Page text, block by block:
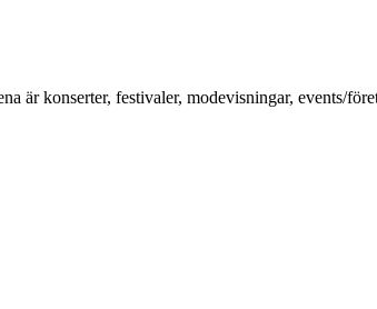
är konserter, festivaler, modevisningar, events/